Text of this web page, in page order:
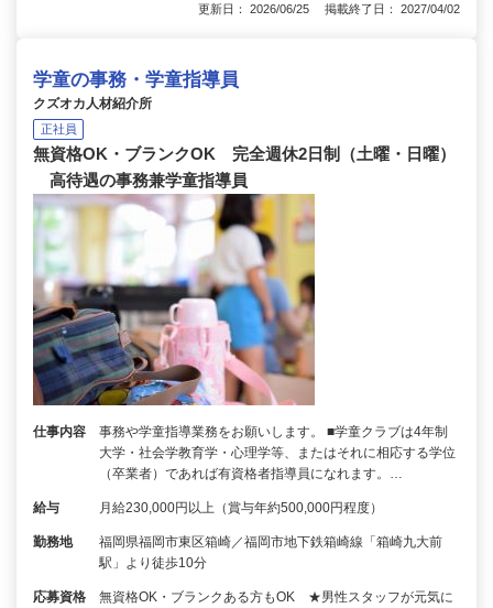
更新日： 2026/06/25 掲載終了日： 2027/04/02
学童の事務・学童指導員
クズオカ人材紹介所
正社員
無資格OK・ブランクOK 完全週休2日制（土曜・日曜）
高待遇の事務兼学童指導員
仕事内容
事務や学童指導業務をお願いします。 ■学童クラブは4年制
大学・社会学教育学・心理学等、またはそれに相応する学位
（卒業者）であれば有資格者指導員になれます。…
給与 月給230,000円以上（賞与年約500,000円程度）
勤務地
福岡県福岡市東区箱崎／福岡市地下鉄箱崎線「箱崎九大前
駅」より徒歩10分
応募資格
無資格OK・ブランクある方もOK ★男性スタッフが元気に